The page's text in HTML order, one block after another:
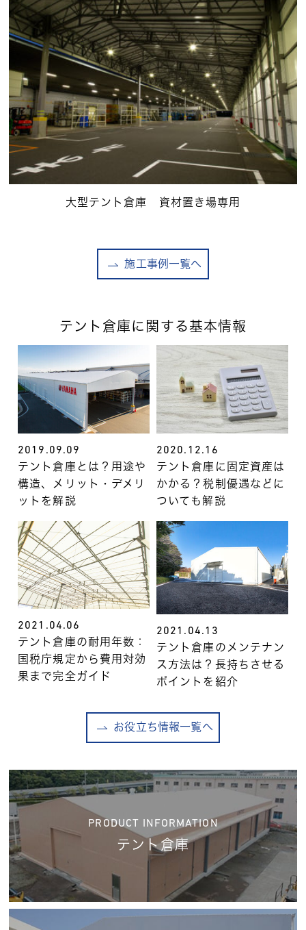
大型テント倉庫 資材置き場専用
施工事例一覧へ
テント倉庫に関する基本情報
2019.09.09
テント倉庫とは？用途や
構造、メリット・デメリ
ットを解説
2020.12.16
テント倉庫に固定資産は
かかる？税制優遇などに
ついても解説
2021.04.06
テント倉庫の耐用年数：
国税庁規定から費用対効
果まで完全ガイド
2021.04.13
テント倉庫のメンテナン
ス方法は？長持ちさせる
ポイントを紹介
お役立ち情報一覧へ
PRODUCT INFORMATION
テント倉庫